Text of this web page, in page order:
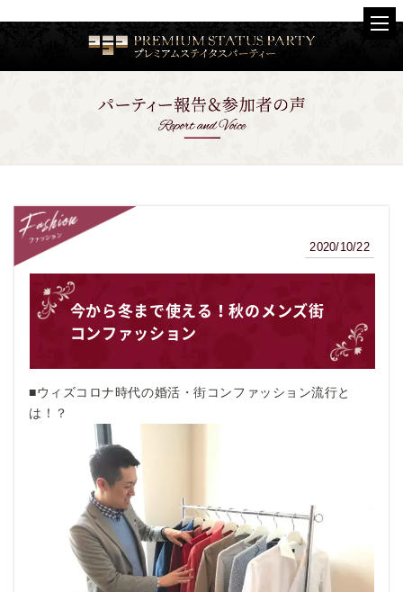
ファッション
2020/10/22
今から冬まで使える！秋のメンズ街
コンファッション
■ウィズコロナ時代の婚活・街コンファッション流行と
は！？